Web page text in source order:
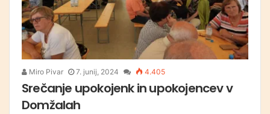
Miro Pivar 7. junij, 2024 4.405
Srečanje upokojenk in upokojencev v
Domžalah